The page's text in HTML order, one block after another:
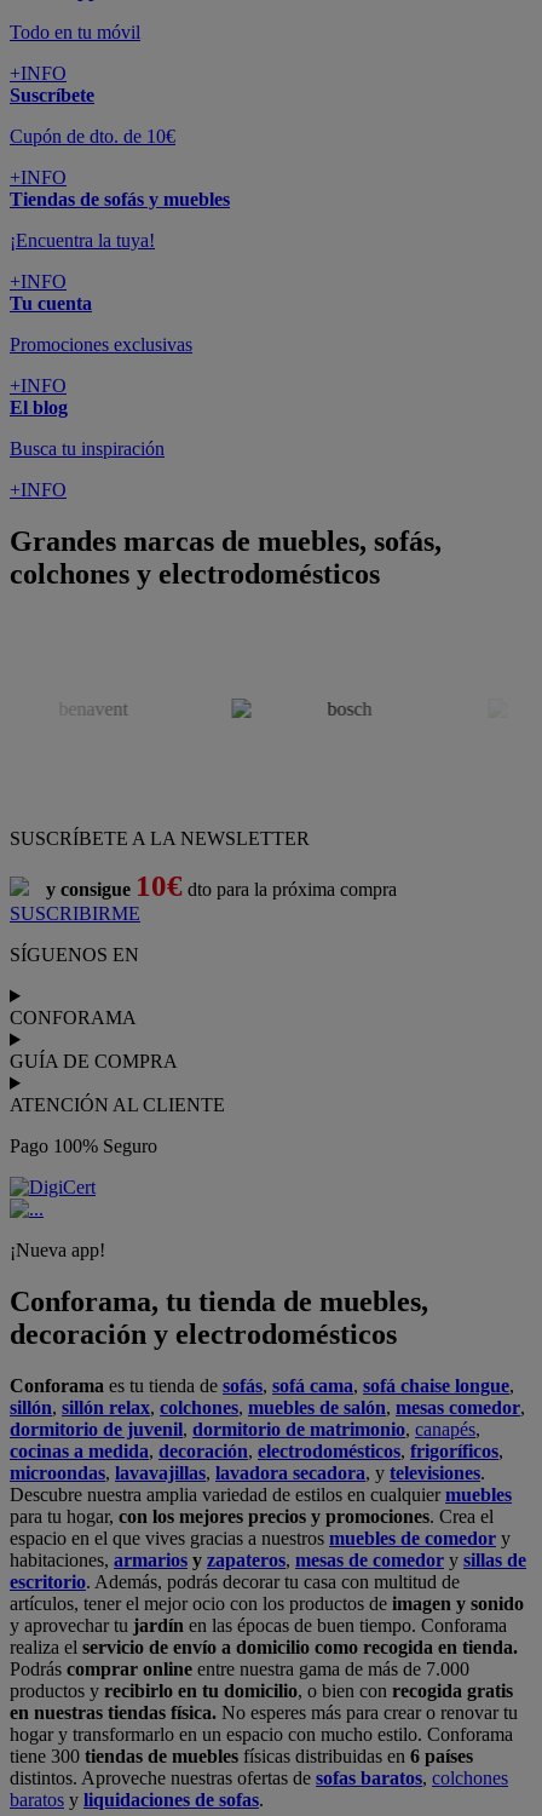
Todo en tu móvil
+INFO
Suscríbete
Cupón de dto. de 10€
+INFO
Tiendas de sofás y muebles
¡Encuentra la tuya!
+INFO
Tu cuenta
Promociones exclusivas
+INFO
El blog
Busca tu inspiración
+INFO
Grandes marcas de muebles, sofás,
colchones y electrodomésticos
SUSCRÍBETE A LA NEWSLETTER
y consigue 10€ dto para la próxima compra
SUSCRIBIRME
SÍGUENOS EN
CONFORAMA
GUÍA DE COMPRA
ATENCIÓN AL CLIENTE
Pago 100% Seguro
¡Nueva app!
Conforama, tu tienda de muebles,
decoración y electrodomésticos
Conforama es tu tienda de sofás, sofá cama, sofá chaise longue,
sillón, sillón relax, colchones, muebles de salón, mesas comedor,
dormitorio de juvenil, dormitorio de matrimonio, canapés,
cocinas a medida, decoración, electrodomésticos, frigoríficos,
microondas, lavavajillas, lavadora secadora, y televisiones.
Descubre nuestra amplia variedad de estilos en cualquiermuebles
para tu hogar, con los mejores precios y promociones. Crea el
espacio en el que vives gracias a nuestros muebles de comedor y
habitaciones, armarios y zapateros, mesas de comedor y sillas de
escritorio. Además, podrás decorar tu casa con multitud de
artículos, tener el mejor ocio con los productos de imagen y sonido
y aprovechar tu jardín en las épocas de buen tiempo. Conforama
realiza el servicio de envío a domicilio como recogida en tienda.
Podrás comprar online entre nuestra gama de más de 7.000
productos y recibirlo en tu domicilio, o bien con recogida gratis
en nuestras tiendas física. No esperes más para crear o renovar tu
hogar y transformarlo en un espacio con mucho estilo. Conforama
tiene 300 tiendas de muebles físicas distribuidas en 6 países
distintos. Aproveche nuestras ofertas de sofas baratos, colchones
baratos y liquidaciones de sofas.